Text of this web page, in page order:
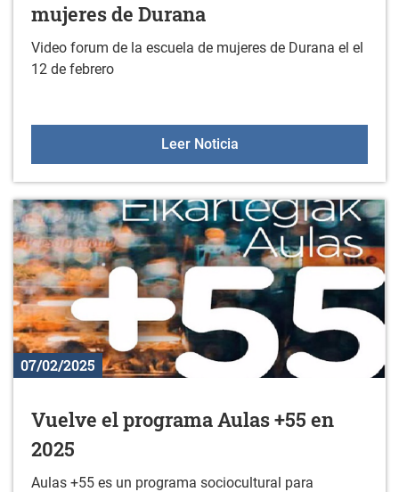
mujeres de Durana
Video forum de la escuela de mujeres de Durana el el
12 de febrero
Leer NoticiaVideo forum de la
07/02/2025
Vuelve el programa Aulas +55 en
2025
Aulas +55 es un programa sociocultural para